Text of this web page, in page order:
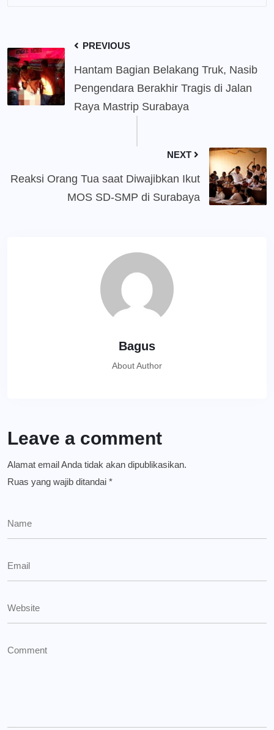
PREVIOUS
Hantam Bagian Belakang Truk, Nasib
Pengendara Berakhir Tragis di Jalan
Raya Mastrip Surabaya
NEXT
Reaksi Orang Tua saat Diwajibkan Ikut
MOS SD-SMP di Surabaya
Bagus
About Author
Leave a comment
Alamat email Anda tidak akan dipublikasikan.
Ruas yang wajib ditandai *